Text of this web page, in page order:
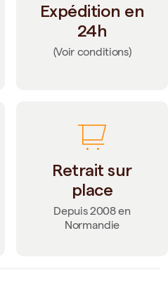
Expédition en
24h
(Voir conditions)
Retrait sur
place
Depuis 2008 en
Normandie